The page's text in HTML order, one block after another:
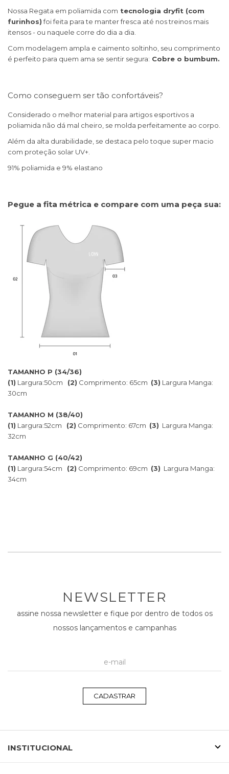
Nossa Regata em poliamida com tecnologia dryfit (com
furinhos)foi feita para te manter fresca até nos treinos mais
itensos - ou naquele corre do dia a dia.
Com modelagem ampla e caimento soltinho, seu comprimento
é perfeito para quem ama se sentir segura: Cobre o bumbum.
Como conseguem ser tão confortáveis?
Considerado o melhor material para artigos esportivos a
poliamida não dá mal cheiro, se molda perfeitamente ao corpo.
Além da alta durabilidade, se destaca pelo toque super macio
com proteção solar UV+.
91% poliamida e 9% elastano
Pegue a fita métrica e compare com uma peça sua:
TAMANHO P (34/36)
(1) Largura:50cm (2) Comprimento: 65cm (3) Largura Manga:
30cm
TAMANHO M (38/40)
(1) Largura:52cm (2) Comprimento: 67cm (3) Largura Manga:
32cm
TAMANHO G (40/42)
(1) Largura:54cm (2) Comprimento: 69cm (3) Largura Manga:
34cm
NEWSLETTER
assine nossa newsletter e fique por dentro de todos os
nossos lançamentos e campanhas
CADASTRAR
INSTITUCIONAL